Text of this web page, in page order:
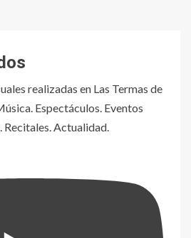
realizadas en Las Termas de
Espectáculos. Eventos
Actualidad.